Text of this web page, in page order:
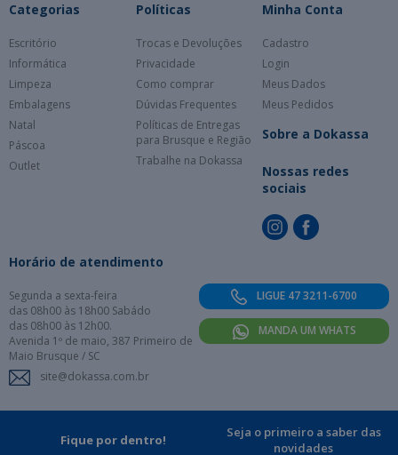
Categorias
Escritório
Informática
Limpeza
Embalagens
Natal
Páscoa
Outlet
Políticas
Trocas e Devoluções
Privacidade
Como comprar
Dúvidas Frequentes
Políticas de Entregas
para Brusque e Região
Trabalhe na Dokassa
Minha Conta
Cadastro
Login
Meus Dados
Meus Pedidos
Sobre a Dokassa
Nossas redes
sociais
Horário de atendimento
Segunda a sexta-feira
das 08h00 às 18h00 Sabádo
das 08h00 às 12h00.
Avenida 1º de maio, 387 Primeiro de
Maio Brusque / SC
site@dokassa.com.br
LIGUE 47 3211-6700
MANDA UM WHATS
Fique por dentro!
Seja o primeiro a saber das
novidades